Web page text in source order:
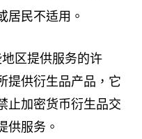
居民不适用。
区提供服务的许
提供衍生品产品，它
止加密货币衍生品交
供服务。